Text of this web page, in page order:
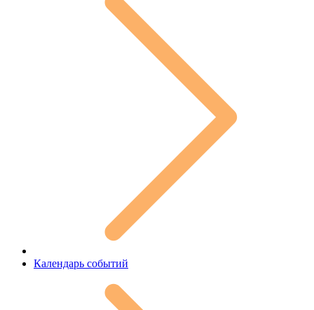
Календарь событий